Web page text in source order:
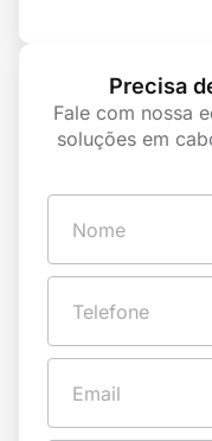
Precisa
Fale com nossa
soluções em